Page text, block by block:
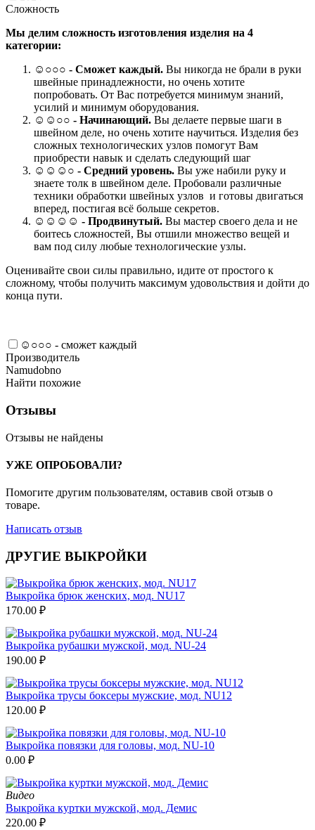
Сложность
Мы делим сложность изготовления изделия на 4
категории:
☺ ○○○ - Сможет каждый. Вы никогда не брали в руки
швейные принадлежности, но очень хотите
попробовать. От Вас потребуется минимум знаний,
усилий и минимум оборудования.
☺☺○○ - Начинающий. Вы делаете первые шаги в
швейном деле, но очень хотите научиться. Изделия без
сложных технологических узлов помогут Вам
приобрести навык и сделать следующий шаг
☺☺☺○ - Средний уровень. Вы уже набили руку и
знаете толк в швейном деле. Пробовали различные
техники обработки швейных узлов и готовы двигаться
вперед, постигая всё больше секретов.
☺☺☺☺ - Продвинутый. Вы мастер своего дела и не
боитесь сложностей, Вы отшили множество вещей и
вам под силу любые технологические узлы.
Оценивайте свои силы правильно, идите от простого к
сложному, чтобы получить максимум удовольствия и дойти до
конца пути.
☺○○○ - сможет каждый
Производитель
Namudobno
Найти похожие
Отзывы
Отзывы не найдены
УЖЕ ОПРОБОВАЛИ?
Помогите другим пользователям, оставив свой отзыв о
товаре.
Написать отзыв
ДРУГИЕ ВЫКРОЙКИ
Выкройка брюк женских, мод. NU17
170.00 ₽
Выкройка рубашки мужской, мод. NU-24
190.00 ₽
Выкройка трусы боксеры мужские, мод. NU12
120.00 ₽
Выкройка повязки для головы, мод. NU-10
0.00 ₽
Видео
Выкройка куртки мужской, мод. Демис
220.00 ₽